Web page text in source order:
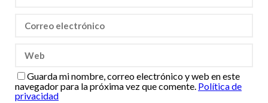
Guarda mi nombre, correo electrónico y web en este
navegador para la próxima vez que comente. Política de
privacidad